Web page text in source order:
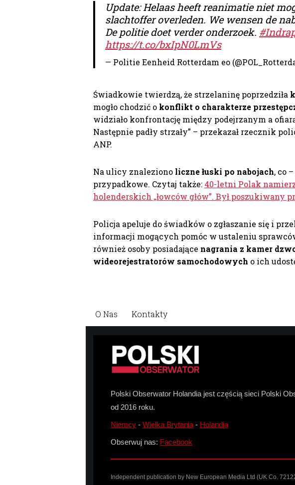
Update: Helaas heeft reanimatie niet
slachtoffer overleden. We wensen de
De politie doet verder onderzoek.
https://t.co/bxIpN0LmVs
— Politie Eenheid Rotterdam eo
Świadkowie twierdzą, że strzelaninę poprzedziła
mogło chodzić o konflikt o charakterze
widziało konfrontację między podejrzanym a
Następnie padły strzały” – przekazał rzecznik
ANP.
Na ulicy znaleziono liczne łuski po nabojach, co
przypadkowe. Czytaj także: 40-letni Polak
holenderskich „łowców głów”. Był
Policja apeluje do świadków o zgłaszanie się i
informacji mogących pomóc w ustaleniu
również osoby posiadające nagrania z kamer
wideorejestratorów samochodowych o ich
O Nas Kontakty
Polski Obserwator Holandia jest częścią sieci Polski
od 2016 roku.
Niemcy - Wielka Brytania - Holandia
Obserwuj nas: Facebook
Independent publication by New European Media Ltd (UK Co.